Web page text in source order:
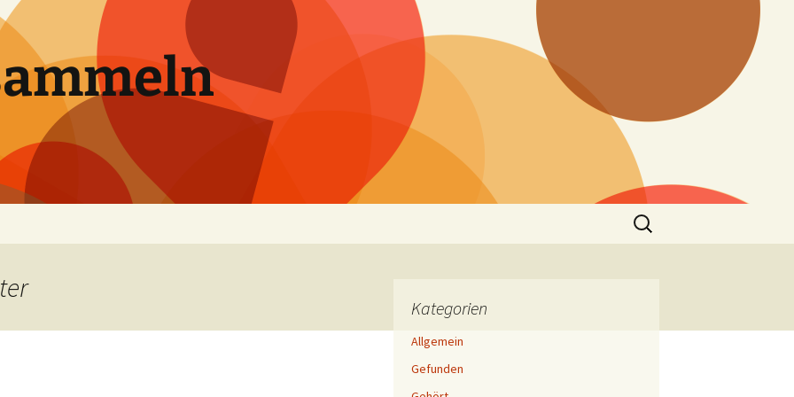
Suchen
nach:
Kategorien
Allgemein
Gefunden